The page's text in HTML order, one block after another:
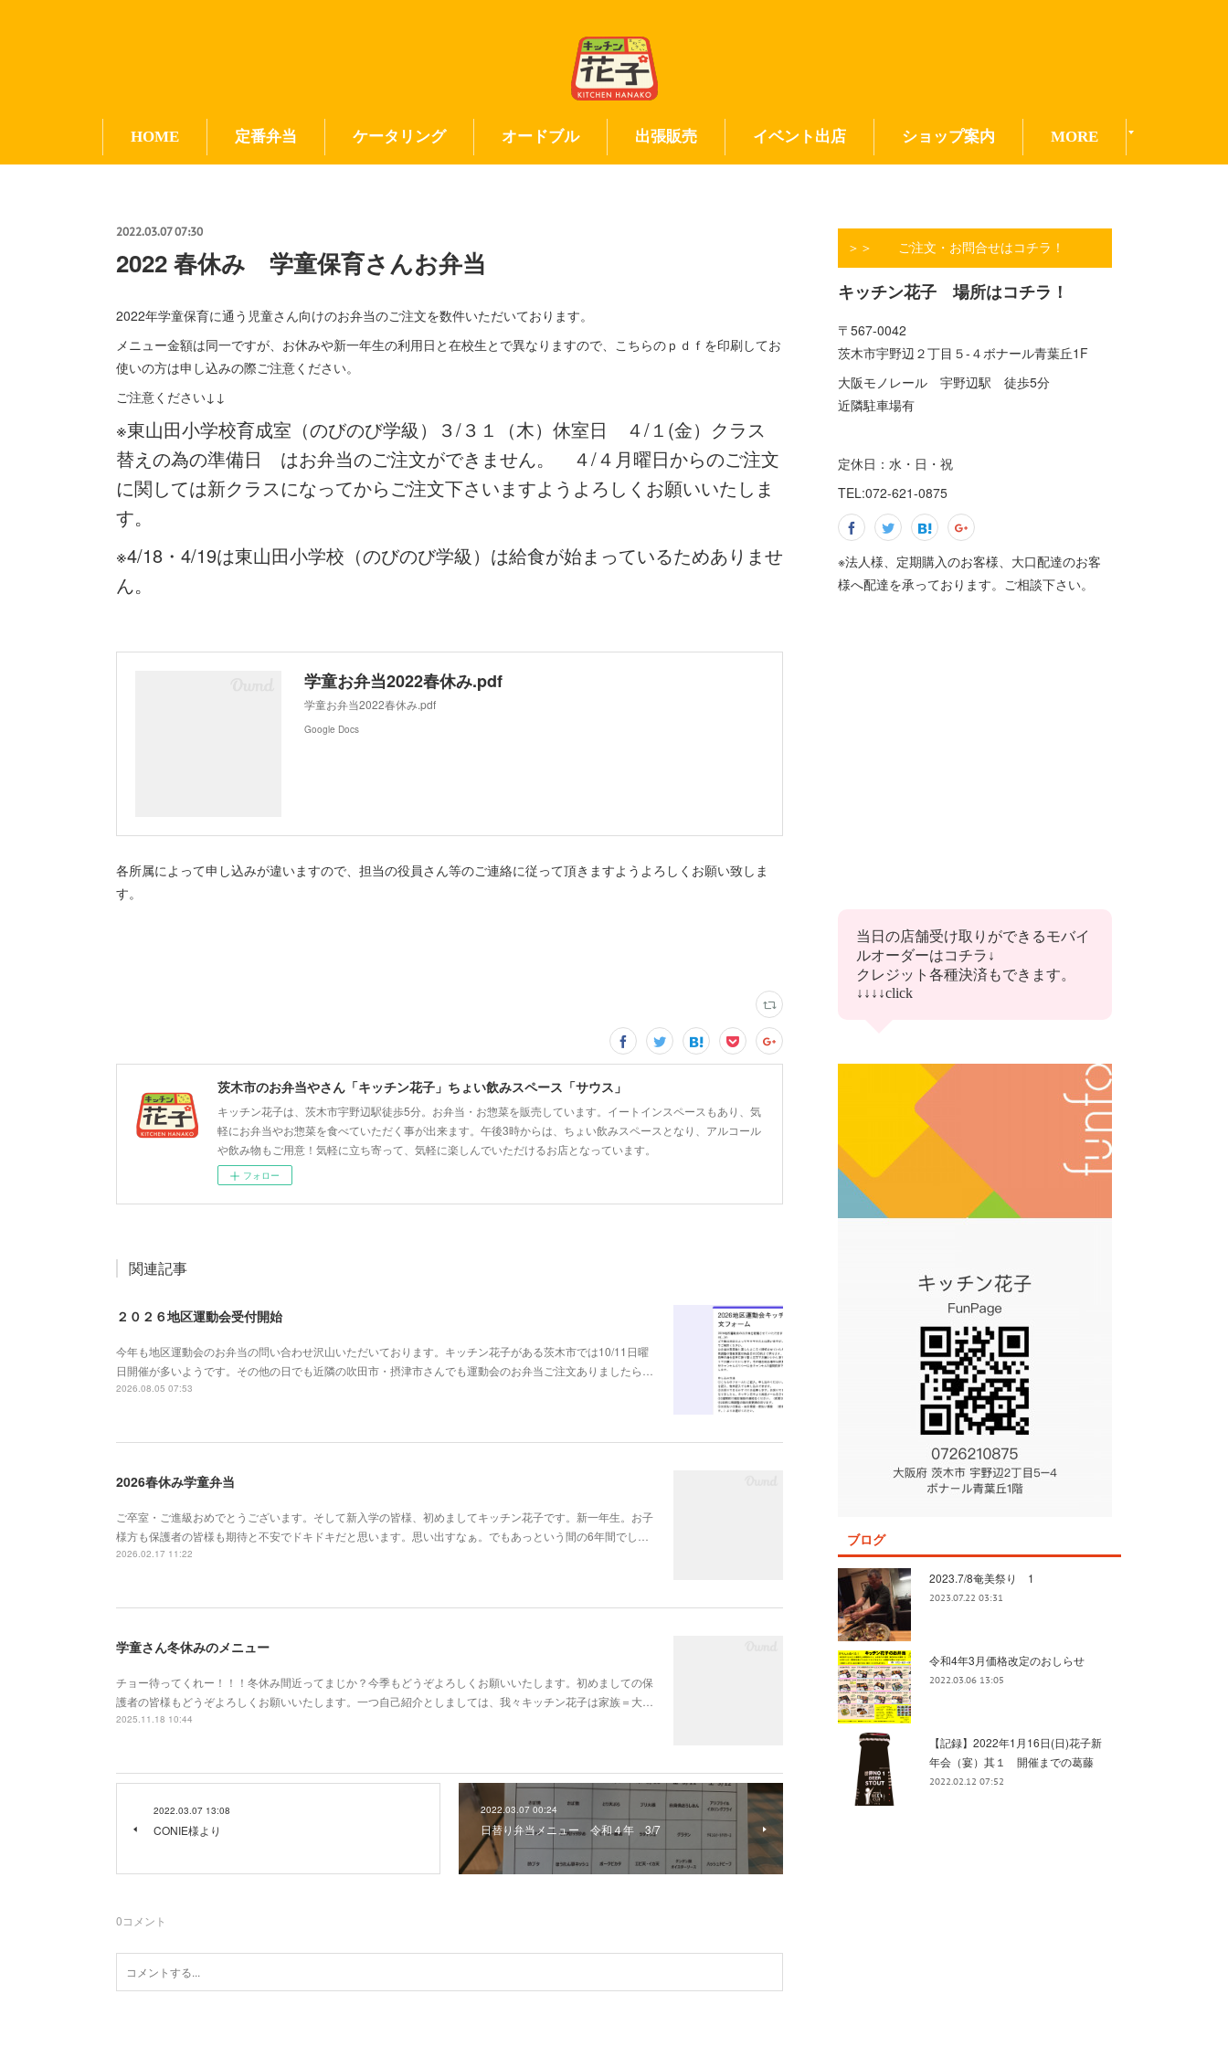
HOME 定番弁当 ケータリング オードブル 出張販売 イベント出店 ショップ案内 MORE
2022.03.07 07:30
2022 春休み 学童保育さんお弁当
2022年学童保育に通う児童さん向けのお弁当のご注文を数件いただいております。
メニュー金額は同一ですが、お休みや新一年生の利用日と在校生とで異なりますので、こちらのｐｄｆを印刷してお
使いの方は申し込みの際ご注意ください。
ご注意ください↓↓
※東山田小学校育成室（のびのび学級）３/３１（木）休室日 ４/１(金）クラス
替えの為の準備日 はお弁当のご注文ができません。 ４/４月曜日からのご注文
に関しては新クラスになってからご注文下さいますようよろしくお願いいたしま
す。
※4/18・4/19は東山田小学校（のびのび学級）は給食が始まっているためありませ
ん。
学童お弁当2022春休み.pdf
学童お弁当2022春休み.pdf
Google Docs
各所属によって申し込みが違いますので、担当の役員さん等のご連絡に従って頂きますようよろしくお願い致しま
す。
茨木市のお弁当やさん「キッチン花子」ちょい飲みスペース「サウス」
キッチン花子は、茨木市宇野辺駅徒歩5分。お弁当・お惣菜を販売しています。イートインスペースもあり、気
軽にお弁当やお惣菜を食べていただく事が出来ます。午後3時からは、ちょい飲みスペースとなり、アルコール
や飲み物もご用意！気軽に立ち寄って、気軽に楽しんでいただけるお店となっています。
フォロー
関連記事
２０２６地区運動会受付開始
今年も地区運動会のお弁当の問い合わせ沢山いただいております。キッチン花子がある茨木市では10/11日曜
日開催が多いようです。その他の日でも近隣の吹田市・摂津市さんでも運動会のお弁当ご注文ありましたら…
2026.08.05 07:53
2026春休み学童弁当
ご卒室・ご進級おめでとうございます。そして新入学の皆様、初めましてキッチン花子です。新一年生。お子
様方も保護者の皆様も期待と不安でドキドキだと思います。思い出すなぁ。でもあっという間の6年間でし…
2026.02.17 11:22
学童さん冬休みのメニュー
チョー待ってくれー！！！冬休み間近ってまじか？今季もどうぞよろしくお願いいたします。初めましての保
護者の皆様もどうぞよろしくお願いいたします。一つ自己紹介としましては、我々キッチン花子は家族＝大…
2025.11.18 10:44
2022.03.07 13:08
CONIE様より
2022.03.07 00:24
日替り弁当メニュー 令和４年 3/7
0コメント
＞＞ ご注文・お問合せはコチラ！
キッチン花子 場所はコチラ！
〒567-0042
茨木市宇野辺２丁目５-４ボナール青葉丘1F
大阪モノレール 宇野辺駅 徒歩5分
近隣駐車場有
定休日：水・日・祝
TEL:072-621-0875
※法人様、定期購入のお客様、大口配達のお客
様へ配達を承っております。ご相談下さい。
ブログ
2023.7/8奄美祭り 1
2023.07.22 03:31
令和4年3月価格改定のおしらせ
2022.03.06 13:05
【記録】2022年1月16日(日)花子新
年会（宴）其１ 開催までの葛藤
2022.02.12 07:52